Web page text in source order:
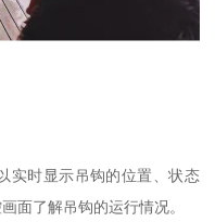
实时显示吊钩的位置、状态
面了解吊钩的运行情况。